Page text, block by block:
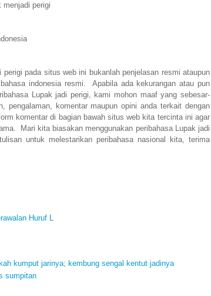
menjadi perigi
perigi pada situs web ini bukanlah penjelasan resmi ataupun
indonesia resmi. Apabila ada kekurangan atau pun
Lupak jadi perigi, kami mohon maaf yang sebesar-
pengalaman, komentar maupun opini anda terkait dengan
komentar di bagian bawah situs web kita tercinta ini agar
Mari kita biasakan menggunakan peribahasa Lupak jadi
untuk melestarikan peribahasa nasional kita, terima
Huruf L
kumput jarinya; kembung sengal kentut jadinya
sumpitan